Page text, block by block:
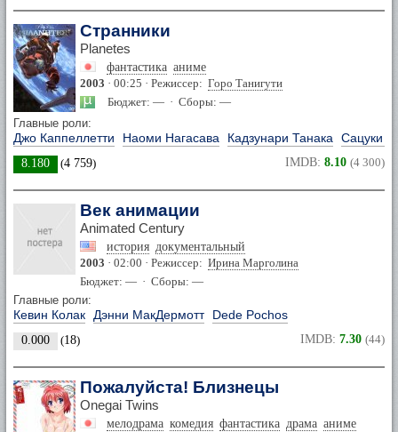
Странники
Planetes
фантастика аниме
2003 · 00:25 · Режиссер: Горо Танигути
Бюджет: — · Сборы: —
Главные роли:
Джо Каппеллетти Наоми Нагасава Кадзунари Танака Сацуки
8.180 (4 759) IMDB: 8.10 (4 300)
Век анимации
Animated Century
история документальный
2003 · 02:00 · Режиссер: Ирина Марголина
Бюджет: — · Сборы: —
Главные роли:
Кевин Колак Дэнни МакДермотт Dede Pochos
0.000 (18) IMDB: 7.30 (44)
Пожалуйста! Близнецы
Onegai Twins
мелодрама комедия фантастика драма аниме